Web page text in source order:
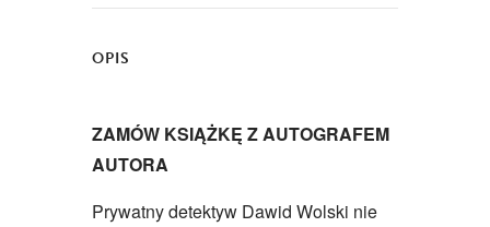
OPIS
ZAMÓW KSIĄŻKĘ Z AUTOGRAFEM
AUTORA
Prywatny detektyw Dawid Wolski nie